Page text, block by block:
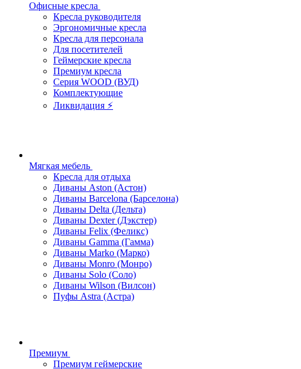
Офисные кресла
Кресла руководителя
Эргономичные кресла
Кресла для персонала
Для посетителей
Геймерские кресла
Премиум кресла
Серия WOOD (ВУД)
Комплектующие
Ликвидация ⚡
Мягкая мебель
Кресла для отдыха
Диваны Aston (Астон)
Диваны Barcelona (Барселона)
Диваны Delta (Дельта)
Диваны Dexter (Дэкстер)
Диваны Felix (Феликс)
Диваны Gamma (Гамма)
Диваны Marko (Марко)
Диваны Monro (Монро)
Диваны Solo (Соло)
Диваны Wilson (Вилсон)
Пуфы Astra (Астра)
Премиум
Премиум геймерские